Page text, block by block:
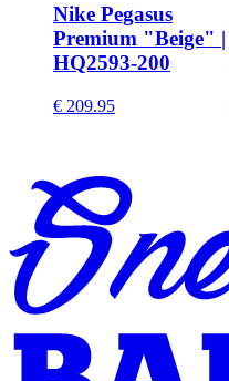
Nike Pegasus
Premium "Beige" |
HQ2593-200
€ 209.95